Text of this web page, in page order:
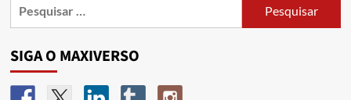
SIGA O MAXIVERSO